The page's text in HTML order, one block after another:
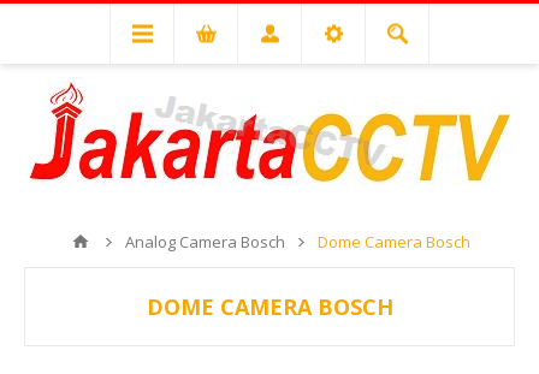
Analog Camera Bosch Dome Camera Bosch
DOME CAMERA BOSCH